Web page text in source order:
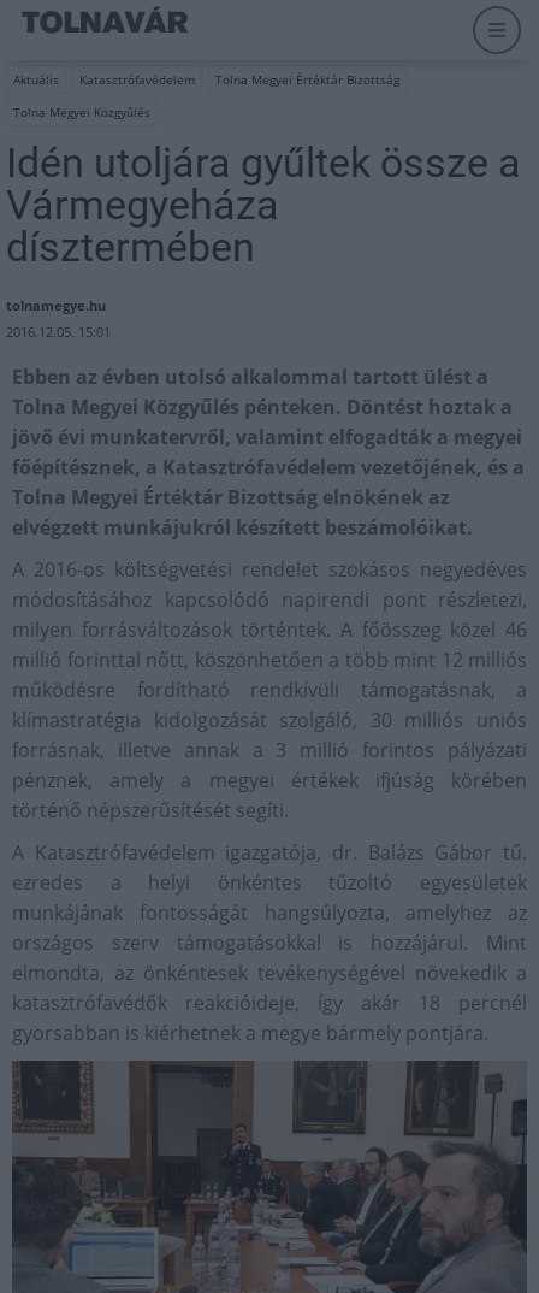
Aktuális Katasztrófavédelem
Tolna Megyei Értéktár Bizottság
Tolna Megyei Közgyűlés
Idén utoljára gyűltek össze a
Vármegyeháza
dísztermében
tolnamegye.hu
2016.12.05. 15:01
Ebben az évben utolsó alkalommal tartott ülést a
Tolna Megyei Közgyűlés pénteken. Döntést hoztak a
jövő évi munkatervről, valamint elfogadták a megyei
főépítésznek, a Katasztrófavédelem vezetőjének, és a
Tolna Megyei Értéktár Bizottság elnökének az
elvégzett munkájukról készített beszámolóikat.
A 2016-os költségvetési rendelet szokásos negyedéves
módosításához kapcsolódó napirendi pont részletezi,
milyen forrásváltozások történtek. A főösszeg közel 46
millió forinttal nőtt, köszönhetően a több mint 12 milliós
működésre fordítható rendkívüli támogatásnak, a
klímastratégia kidolgozását szolgáló, 30 milliós uniós
forrásnak, illetve annak a 3 millió forintos pályázati
pénznek, amely a megyei értékek ifjúság körében
történő népszerűsítését segíti.
A Katasztrófavédelem igazgatója, dr. Balázs Gábor tű.
ezredes a helyi önkéntes tűzoltó egyesületek
munkájának fontosságát hangsúlyozta, amelyhez az
országos szerv támogatásokkal is hozzájárul. Mint
elmondta, az önkéntesek tevékenységével növekedik a
katasztrófavédők reakcióideje, így akár 18 percnél
gyorsabban is kiérhetnek a megye bármely pontjára.